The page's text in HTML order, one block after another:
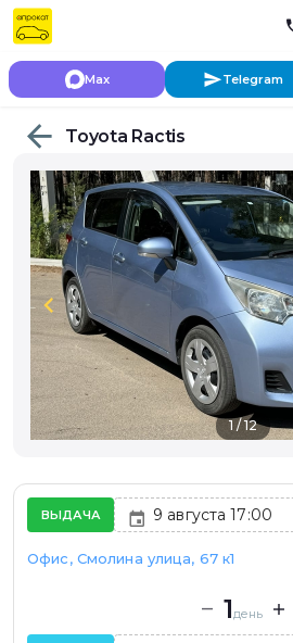
Max Telegram
Toyota Ractis
chevron_left
1 / 12
ВЫДАЧА
Офис, Смолина улица, 67 к1
1день